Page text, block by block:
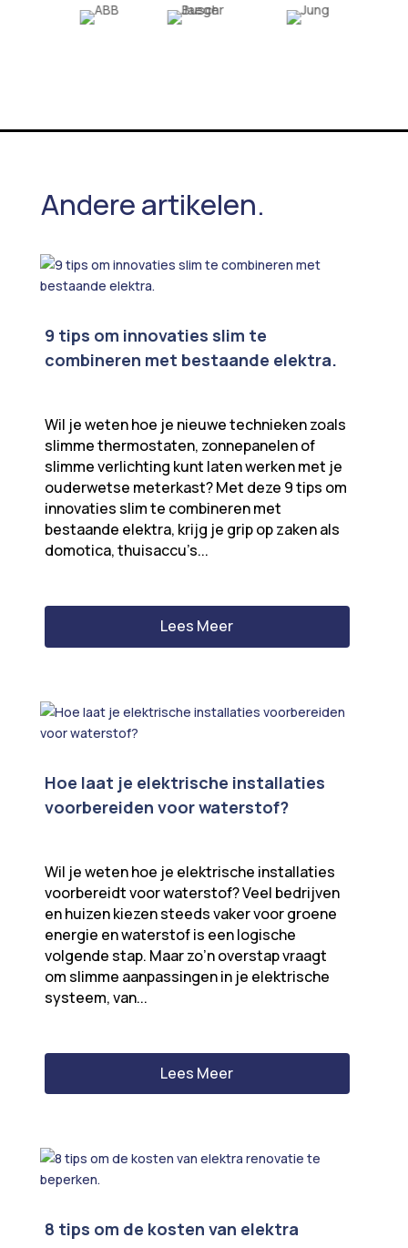
Andere artikelen.
9 tips om innovaties slim te
combineren met bestaande elektra.
Wil je weten hoe je nieuwe technieken zoals
slimme thermostaten, zonnepanelen of
slimme verlichting kunt laten werken met je
ouderwetse meterkast? Met deze 9 tips om
innovaties slim te combineren met
bestaande elektra, krijg je grip op zaken als
domotica, thuisaccu’s...
Lees Meer
Hoe laat je elektrische installaties
voorbereiden voor waterstof?
Wil je weten hoe je elektrische installaties
voorbereidt voor waterstof? Veel bedrijven
en huizen kiezen steeds vaker voor groene
energie en waterstof is een logische
volgende stap. Maar zo’n overstap vraagt
om slimme aanpassingen in je elektrische
systeem, van...
Lees Meer
8 tips om de kosten van elektra